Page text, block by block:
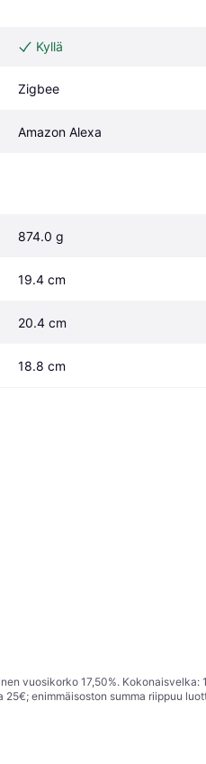
Kyllä
Zigbee
Amazon Alexa
874.0 g
19.4 cm
20.4 cm
18.8 cm
vuosikorko 17,50%. Kokonaisvelka:
enimmäisoston summa riippuu